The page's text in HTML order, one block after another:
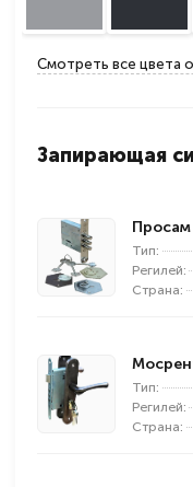
Смотреть все цвета
Запирающая
Просам
Тип:
Регилей:
Страна:
Тип:
Регилей:
Страна: